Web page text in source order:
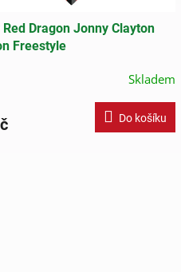
Red Dragon Jonny Clayton
Freestyle
Skladem
Do košíku